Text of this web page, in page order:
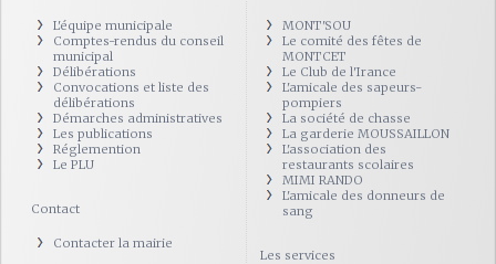
L'équipe municipale
Comptes-rendus du conseil
municipal
Délibérations
Convocations et liste des
délibérations
Démarches administratives
Les publications
Réglemention
Le PLU
Contact
Contacter la mairie
MONT'SOU
Le comité des fêtes de
MONTCET
Le Club de l'Irance
L'amicale des sapeurs-
pompiers
La société de chasse
La garderie MOUSSAILLON
L'association des
restaurants scolaires
MIMI RANDO
L'amicale des donneurs de
sang
Les services